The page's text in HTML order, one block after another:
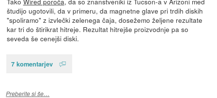
študijo ugotovili, da v primeru, da magnetne glave pri trdih diskih
"spoliramo" z izvlečki zelenega čaja, dosežemo željene rezultate
kar tri do štirikrat hitreje. Rezultat hitrejše proizvodnje pa so
seveda še cenejši diski.
7 komentarjev
Preberite si še…